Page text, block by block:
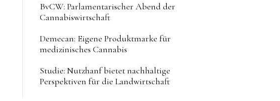
BvCW: Parlamentarischer Abend der
Cannabiswirtschaft
Demecan: Eigene Produktmarke für
medizinisches Cannabis
Studie: Nutzhanf bietet nachhaltige
Perspektiven für die Landwirtschaft